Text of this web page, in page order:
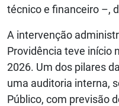
técnico e financeiro –,
A intervenção
Providência teve início
2026. Um dos pilares
uma auditoria interna,
Público, com previsão